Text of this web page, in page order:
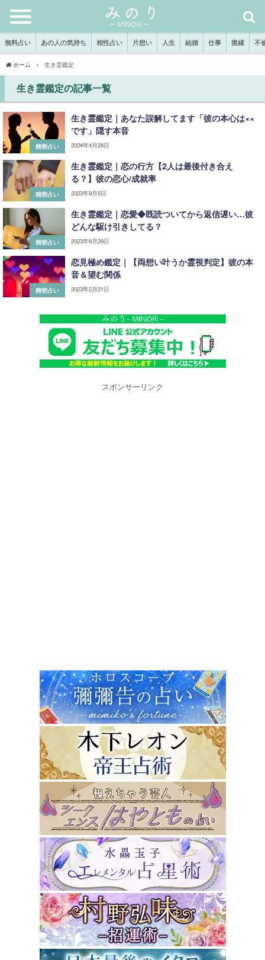
無料占い あの人の気持ち 相性占い 片想い 人生 結婚 仕事 復縁 不
ホーム 生き霊鑑定
生き霊鑑定の記事一覧
精密占い
生き霊鑑定｜あなた誤解してます「彼の本心は××
です」隠す本音
2024年4月28日
精密占い
生き霊鑑定｜恋の行方【2人は最後付き合え
る？】彼の恋心/成就率
2023年9月5日
精密占い
生き霊鑑定｜恋愛◆既読ついてから返信遅い…彼
どんな駆け引きしてる？
2023年6月29日
精密占い
恋見極め鑑定｜【両想い叶うか霊視判定】彼の本
音＆望む関係
2023年2月21日
スポンサーリンク